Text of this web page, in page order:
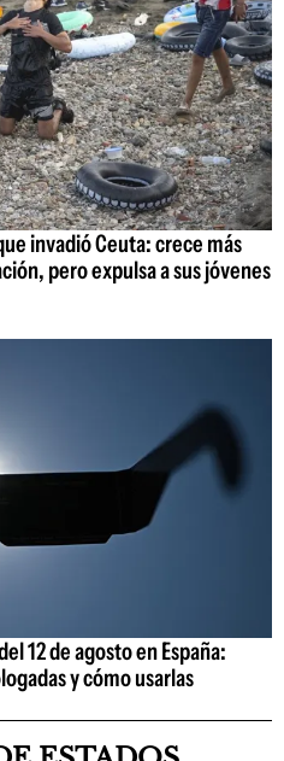
invadió Ceuta: crece más
pero expulsa a sus jóvenes
12 de agosto en España:
y cómo usarlas